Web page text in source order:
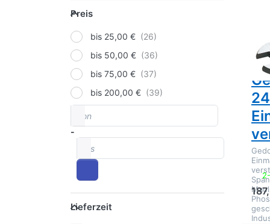
Preis
Preis
bis 25,00 €
bis 50,00 €
bis 75,00 €
bis 200,00 €
Preisspanne
-
Lieferzeit
Lieferzeit
24